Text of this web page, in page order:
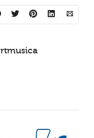
rtmusica